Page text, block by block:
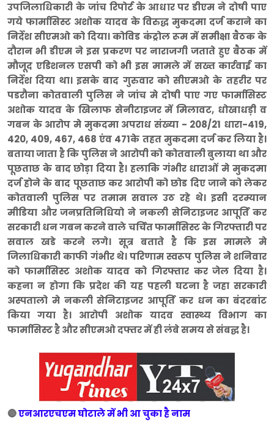
उपजिलाधिकारी के जांच रिपोर्ट के आधार पर डीएम ने दोषी पाए
गये फार्मासिस्ट अशोक यादव के विरुद्ध मुकदमा दर्ज कराने का
निर्देश सीएमओ को दिया। कोविड कंट्रोल रूम में समीक्षा बैठक के
दौरान भी डीएम ने इस प्रकरण पर नाराजगी जताते हुए बैठक में
मौजूद एडिशनल एसपी को भी इस मामले में सख्त कार्रवाई का
निर्देश दिया था। इसके बाद गुरुवार को सीएमओ के तहरीर पर
पडरौना कोतवाली पुलिस ने जांच मे दोषी पाए गए फार्मासिस्ट
अशोक यादव के खिलाफ सेनीटाइजर में मिलावट, धोखाधड़ी व
गबन के आरोप मे मुकदमा अपराध संख्या - 208/21 धारा-419,
420, 409, 467, 468 एंव 471के तहत मुकदमा दर्ज कर लिया है।
बताया जाता है कि पुलिस ने आरोपी को कोतवाली बुलाया था और
पूछताछ के बाद छोड़ा दिया है। हलाकि गंभीर धाराओं मे मुकदमा
दर्ज होने के बाद पूछताछ कर आरोपी को छोड दिए जाने को लेकर
कोतवाली पुलिस पर तमाम सवाल उठ रहे थे। इसी दरम्यान
मीडिया और जनप्रतिनिधियो ने नकली सेनिटाइजर आपूर्ति कर
सरकारी धन गबन करने वाले चर्चित फार्मासिस्ट के गिरफ्तारी पर
सवाल खडे करने लगे। सूत्र बताते है कि इस मामले मे
जिलाधिकारी काफी गंभीर थे। परिणाम स्वरूप पुलिस ने शनिवार
को फार्मासिस्ट अशोक यादव को गिरफ्तार कर जेल दिया है।
कहना न होगा कि प्रदेश की यह पहली घटना है जहा सरकारी
अस्पतालो मे नकली सेनिटाइजर आपूर्ति कर धन का बंदरबांट
किया गया है। आरोपी अशोक यादव स्वास्थ्य विभाग का
फार्मासिस्ट है और सीएमओ दफ्तर में ही लंबे समय से संबद्घ है।
🔴एनआरएचएम घोटाले में भी आ चुका है नाम